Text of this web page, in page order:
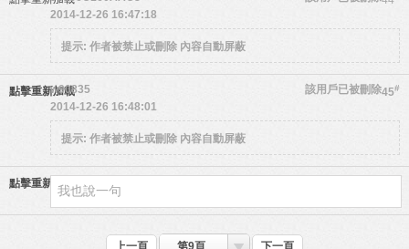
2014-12-26 16:47:18
提示: 作者被禁止或刪除 內容自動屏蔽
點擊重新加載 45#
w90835
該用戶已被刪除
2014-12-26 16:48:01
提示: 作者被禁止或刪除 內容自動屏蔽
點擊重新加載
上一頁 第9頁 下一頁